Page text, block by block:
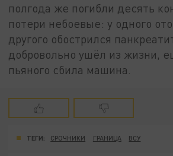
полгода же погибли десять
потери небоевые: у одного
другого обострился
добровольно ушёл из жизни,
пьяного сбила машина.
ТЕГИ: СРОЧНИКИ ГРАНИЦА ВСУ